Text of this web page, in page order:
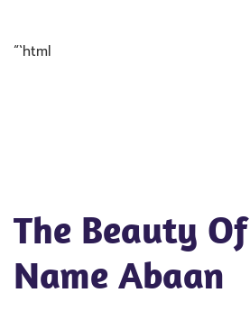
“`html
The Beauty
Name Abaan